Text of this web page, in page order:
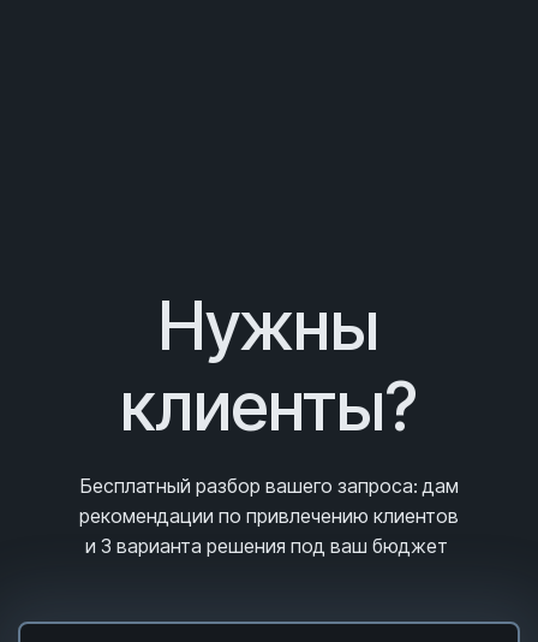
Нужны
клиенты?
Бесплатный разбор вашего запроса: дам
рекомендации по привлечению клиентов
и 3 варианта решения под ваш бюджет